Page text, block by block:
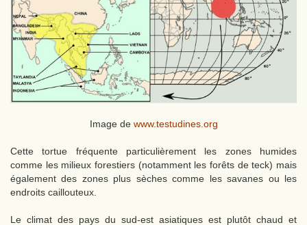
Image de www.testudines.org
Cette tortue fréquente particulièrement les zones humides
comme les milieux forestiers (notamment les forêts de teck) mais
également des zones plus sèches comme les savanes ou les
endroits caillouteux.
Le climat des pays du sud-est asiatiques est plutôt chaud et